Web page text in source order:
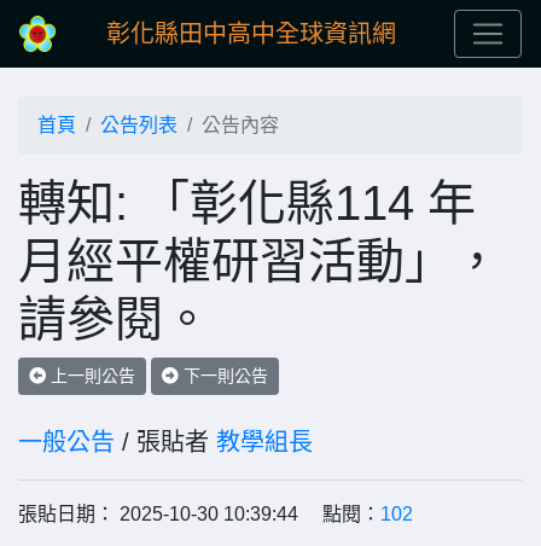
彰化縣田中高中全球資訊網
首頁 公告列表 公告內容
轉知: 「彰化縣114 年
月經平權研習活動」，
請參閱。
上一則公告 下一則公告
一般公告 / 張貼者 教學組長
張貼日期： 2025-10-30 10:39:44 點閱： 102